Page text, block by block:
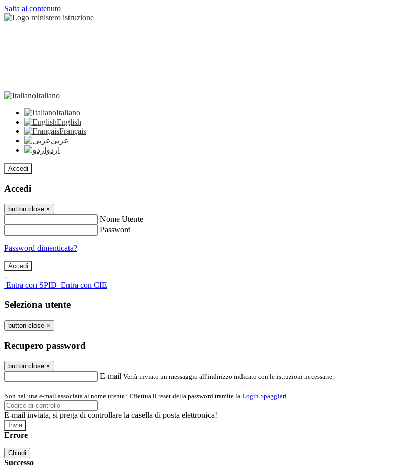
Salta al contenuto
Italiano
Italiano
English
Français
عربى
اردو
Accedi
Accedi
button close ×
Nome Utente
Password
Password dimenticata?
-
Entra con SPID Entra con CIE
Seleziona utente
button close ×
Recupero password
button close ×
E-mail Verrà inviato un messaggio all'indirizzo indicato con le istruzioni necessarie.
Non hai una e-mail associata al nome utente? Effettua il reset della password tramite la Login Spaggiari
E-mail inviata, si prega di controllare la casella di posta elettronica!
Errore
Chiudi
Successo